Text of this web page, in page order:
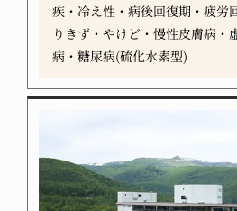
疾・冷え性・病後回復期・疲労
りきず・やけど・慢性皮膚病・
病・糖尿病(硫化水素型)